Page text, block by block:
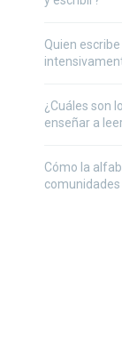
Quien
¿Cuáles son
enseñar a
Cómo la